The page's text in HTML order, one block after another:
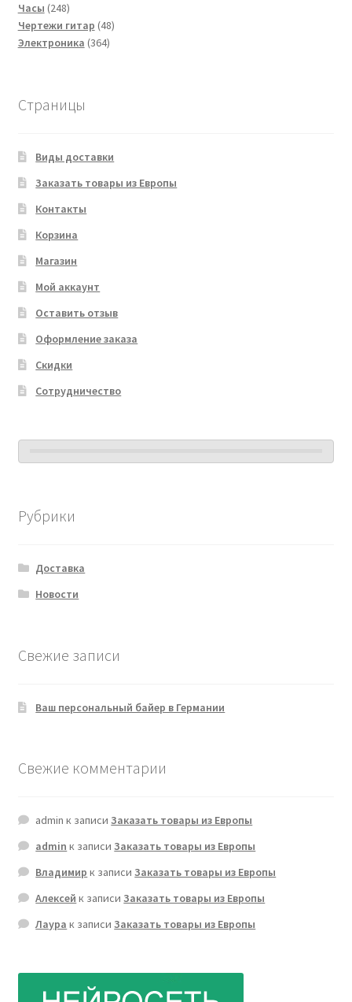
Часы 248248
товаров
Чертежи гитар 4848
Электроника 364364
Страницы
Виды доставки
Заказать товары из Европы
Контакты
Корзина
Магазин
Мой аккаунт
Оставить отзыв
Оформление заказа
Скидки
Сотрудничество
Рубрики
Доставка
Новости
Свежие записи
Ваш персональный байер в Германии
Свежие комментарии
admin к записиЗаказать товары из Европы
admin к записиЗаказать товары из Европы
Владимир к записиЗаказать товары из Европы
Алексей к записиЗаказать товары из Европы
Лаура к записиЗаказать товары из Европы